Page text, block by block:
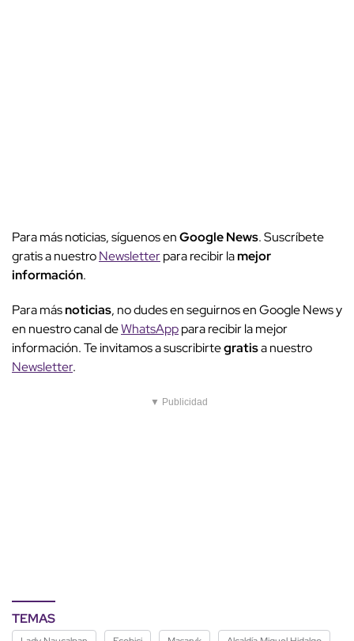
Para más noticias, síguenos enGoogle News. Suscríbete
gratis a nuestroNewsletterpara recibir lamejor
información.
Para másnoticias, no dudes en seguirnos en Google News y
en nuestro canal deWhatsApppara recibir la mejor
información. Te invitamos a suscribirtegratisa nuestro
Newsletter.
▼ Publicidad
TEMAS